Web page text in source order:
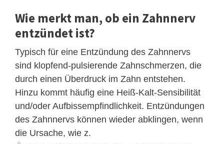
Wie merkt man, ob ein Zahnnerv
entzündet ist?
Typisch für eine Entzündung des Zahnnervs
sind klopfend-pulsierende Zahnschmerzen, die
durch einen Überdruck im Zahn entstehen.
Hinzu kommt häufig eine Heiß-Kalt-Sensibilität
und/oder Aufbissempfindlichkeit. Entzündungen
des Zahnnervs können wieder abklingen, wenn
die Ursache, wie z.